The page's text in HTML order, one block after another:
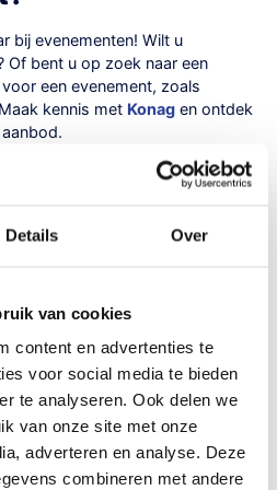
Details Over
van cookies
content en advertenties te
voor social media te bieden
te analyseren. Ook delen we
van onze site met onze
adverteren en analyse. Deze
combineren met andere
bij evenementen! Wilt u
Of bent u op zoek naar een
voor een evenement, zoals
kennis met Konag en ontdek
vragen:
een
tijdens
Konag ondersteunt de